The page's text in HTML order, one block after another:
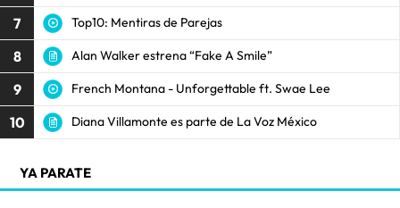
7 Top10: Mentiras de Parejas
8 Alan Walker estrena “Fake A Smile”
9 French Montana - Unforgettable ft. Swae Lee
10 Diana Villamonte es parte de La Voz México
YA PARATE